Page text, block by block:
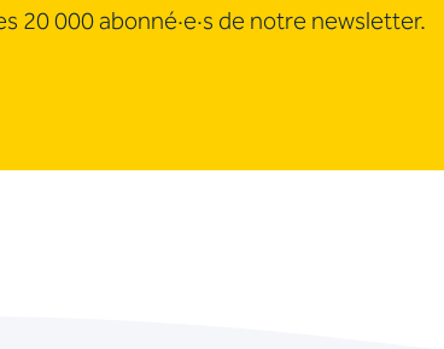
20 000 abonné·e·s de notre newsletter.